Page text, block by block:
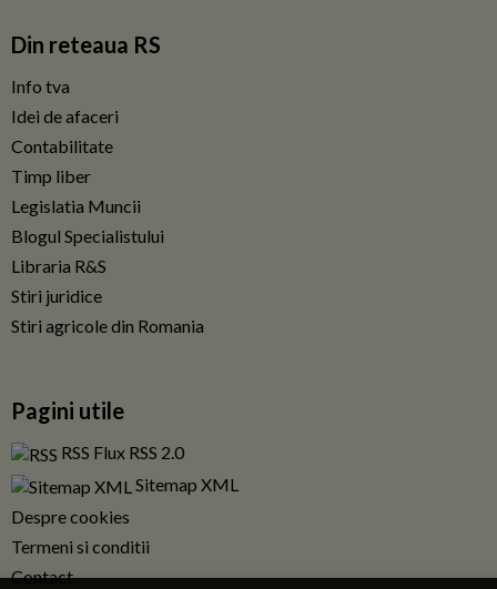
Din reteaua RS
Info tva
Idei de afaceri
Contabilitate
Timp liber
Legislatia Muncii
Blogul Specialistului
Libraria R&S
Stiri juridice
Stiri agricole din Romania
Pagini utile
RSS Flux RSS 2.0
Sitemap XML
Despre cookies
Termeni si conditii
Contact